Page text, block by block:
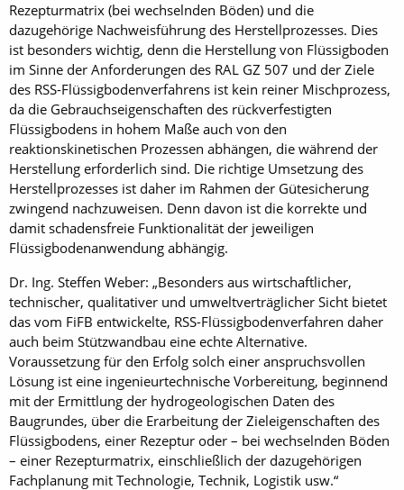
Rezepturmatrix (bei wechselnden Böden) und die
dazugehörige Nachweisführung des Herstellprozesses. Dies
ist besonders wichtig, denn die Herstellung von Flüssigboden
im Sinne der Anforderungen des RAL GZ 507 und der Ziele
des RSS-Flüssigbodenverfahrens ist kein reiner Mischprozess,
da die Gebrauchseigenschaften des rückverfestigten
Flüssigbodens in hohem Maße auch von den
reaktionskinetischen Prozessen abhängen, die während der
Herstellung erforderlich sind. Die richtige Umsetzung des
Herstellprozesses ist daher im Rahmen der Gütesicherung
zwingend nachzuweisen. Denn davon ist die korrekte und
damit schadensfreie Funktionalität der jeweiligen
Flüssigbodenanwendung abhängig.
Dr. Ing. Steffen Weber: „Besonders aus wirtschaftlicher,
technischer, qualitativer und umweltverträglicher Sicht bietet
das vom FiFB entwickelte, RSS-Flüssigbodenverfahren daher
auch beim Stützwandbau eine echte Alternative.
Voraussetzung für den Erfolg solch einer anspruchsvollen
Lösung ist eine ingenieurtechnische Vorbereitung, beginnend
mit der Ermittlung der hydrogeologischen Daten des
Baugrundes, über die Erarbeitung der Zieleigenschaften des
Flüssigbodens, einer Rezeptur oder – bei wechselnden Böden
– einer Rezepturmatrix, einschließlich der dazugehörigen
Fachplanung mit Technologie, Technik, Logistik usw.“